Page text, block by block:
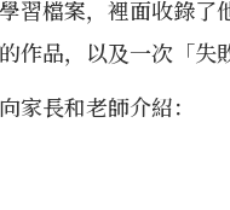
習檔案，裡面收錄
作品，以及一次「失
家長和老師介紹：